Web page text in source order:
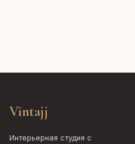
Vintajj
Интерьерная студия с